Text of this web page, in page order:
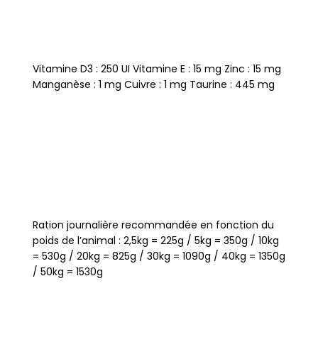
Vitamine D3 : 250 UI Vitamine E : 15 mg Zinc : 15 mg
Manganèse : 1 mg Cuivre : 1 mg Taurine : 445 mg
Ration journalière recommandée en fonction du
poids de l’animal : 2,5kg = 225g / 5kg = 350g / 10kg
= 530g / 20kg = 825g / 30kg = 1090g / 40kg = 1350g
/ 50kg = 1530g